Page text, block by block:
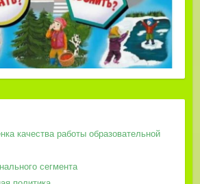
качества работы образовательной
сегмента